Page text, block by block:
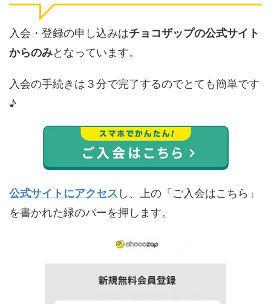
入会・登録の申し込みはチョコザップの公式サイト
からのみとなっています。
入会の手続きは３分で完了するのでとても簡単です
♪
公式サイトにアクセス し、上の「ご入会はこちら」
を書かれた緑のバーを押します。